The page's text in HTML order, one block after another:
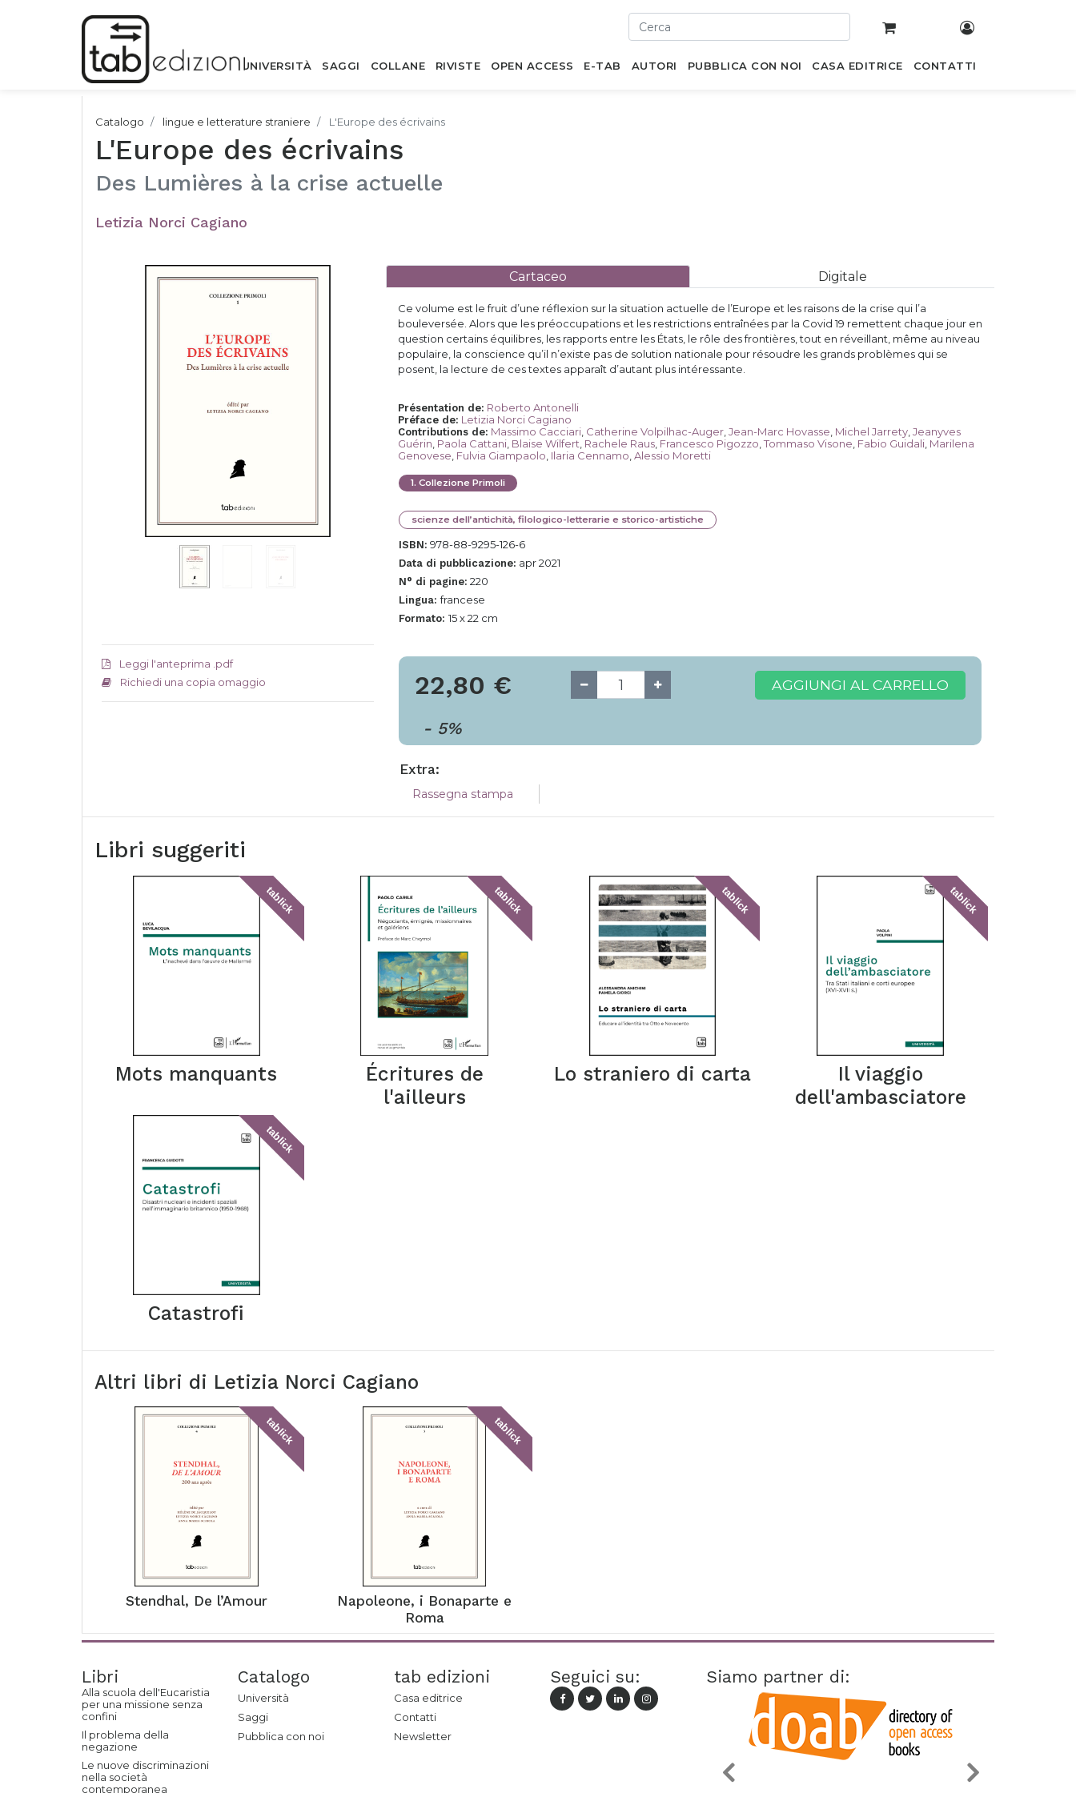
UNIVERSITÀ SAGGI COLLANE RIVISTE OPEN ACCESS E-TAB AUTORI PUBBLICA CON NOI CASA EDITRICE CONTATTI
Catalogo lingue e letterature straniere L'Europe des écrivains
L'Europe des écrivains
Des Lumières à la crise actuelle
Letizia Norci Cagiano
Leggi l'anteprima .pdf
Richiedi una copia omaggio
Cartaceo Digitale
Ce volume est le fruit d’une réflexion sur la situation actuelle de l’Europe et les raisons de la crise qui l’a
bouleversée. Alors que les préoccupations et les restrictions entraînées par la Covid 19 remettent chaque jour en
question certains équilibres, les rapports entre les États, le rôle des frontières, tout en réveillant, même au niveau
populaire, la conscience qu’il n’existe pas de solution nationale pour résoudre les grands problèmes qui se
posent, la lecture de ces textes apparaît d’autant plus intéressante.
Présentation de: Roberto Antonelli
Préface de: Letizia Norci Cagiano
Contributions de: Massimo Cacciari Catherine Volpilhac-Auger Jean-Marc Hovasse Michel Jarrety Jeanyves
Guérin Paola Cattani Blaise Wilfert Rachele Raus Francesco Pigozzo Tommaso Visone Fabio Guidali Marilena
Genovese Fulvia Giampaolo Ilaria Cennamo Alessio Moretti
1. Collezione Primoli
scienze dell’antichità, filologico-letterarie e storico-artistiche
ISBN: 978-88-9295-126-6
Data di pubblicazione: apr 2021
N° di pagine: 220
Lingua:francese
Formato: 15 x 22 cm
22,80 €
- 5%
AGGIUNGI AL CARRELLO
Extra:
Rassegna stampa
Libri suggeriti
tablick
Mots manquants
tablick
Écritures de
l'ailleurs
tablick
Lo straniero di carta
tablick
Il viaggio
dell'ambasciatore
tablick
Catastrofi
Altri libri di Letizia Norci Cagiano
tablick
Stendhal, De l’Amour
tablick
Napoleone, i Bonaparte e
Roma
Libri
Alla scuola dell'Eucaristia
per una missione senza
confini
Il problema della
negazione
Le nuove discriminazioni
nella società
contemporanea
Catalogo
Università
Saggi
Pubblica con noi
tab edizioni
Casa editrice
Contatti
Newsletter
Seguici su: Siamo partner di: